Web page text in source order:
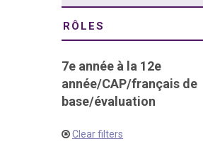
RÔLES
7e année à la 12e
année/CAP/français de
base/évaluation
Clear filters